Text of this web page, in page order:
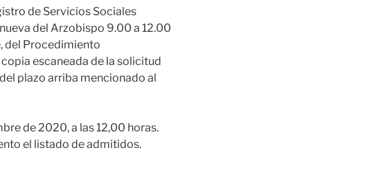
de Servicios Sociales
del Arzobispo 9.00 a 12.00
del Procedimiento
escaneada de la solicitud
plazo arriba mencionado al
de 2020, a las 12,00 horas.
el listado de admitidos.